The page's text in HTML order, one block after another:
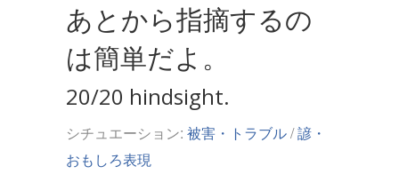
あとから指摘するの
は簡単だよ。
20/20 hindsight.
シチュエーション: 被害・トラブル/諺・
おもしろ表現